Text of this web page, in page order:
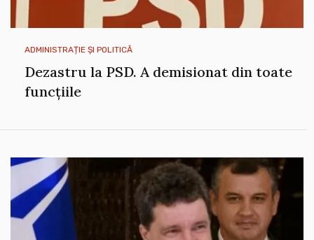
ADMINISTRAȚIE ȘI POLITICĂ
Dezastru la PSD. A demisionat din toate
funcțiile